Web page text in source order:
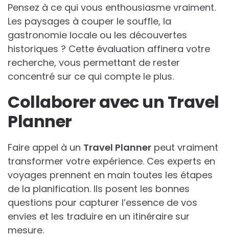
Pensez à ce qui vous enthousiasme vraiment.
Les paysages à couper le souffle, la
gastronomie locale ou les découvertes
historiques ? Cette évaluation affinera votre
recherche, vous permettant de rester
concentré sur ce qui compte le plus.
Collaborer avec un Travel
Planner
Faire appel à un Travel Planner peut vraiment
transformer votre expérience. Ces experts en
voyages prennent en main toutes les étapes
de la planification. Ils posent les bonnes
questions pour capturer l’essence de vos
envies et les traduire en un itinéraire sur
mesure.